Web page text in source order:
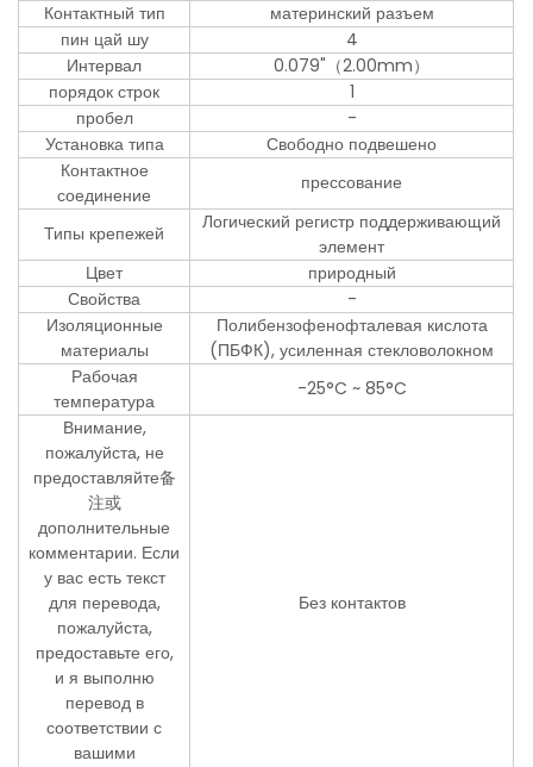
Контактный тип
материнский разъем
пин цай шу
4
Интервал
0.079"（2.00mm）
порядок строк
1
пробел
-
Установка типа
Свободно подвешено
Контактное
соединение
прессование
Типы крепежей
Логический регистр поддерживающий
элемент
Цвет
природный
Свойства
-
Изоляционные
материалы
Полибензофенофталевая кислота
(ПБФК), усиленная стекловолокном
Рабочая
температура
-25°C ~ 85°C
Внимание,
пожалуйста, не
предоставляйте备
注或
дополнительные
комментарии. Если
у вас есть текст
для перевода,
пожалуйста,
предоставьте его,
и я выполню
перевод в
соответствии с
вашими
Без контактов